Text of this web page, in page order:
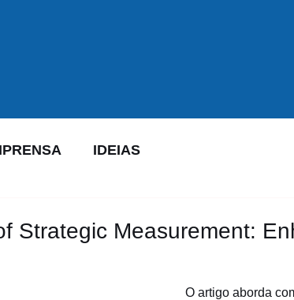
IDEIAS
Strategic Measurement:
O artigo aborda